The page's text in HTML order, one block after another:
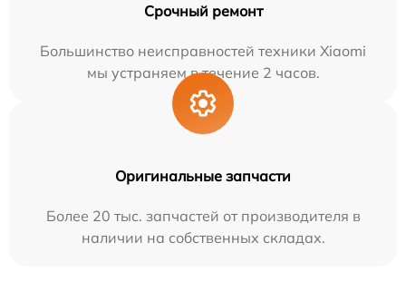
Срочный ремонт
Большинство неисправностей техники Xiaomi
мы устраняем в течение 2 часов.
Оригинальные запчасти
Более 20 тыс. запчастей от производителя в
наличии на собственных складах.